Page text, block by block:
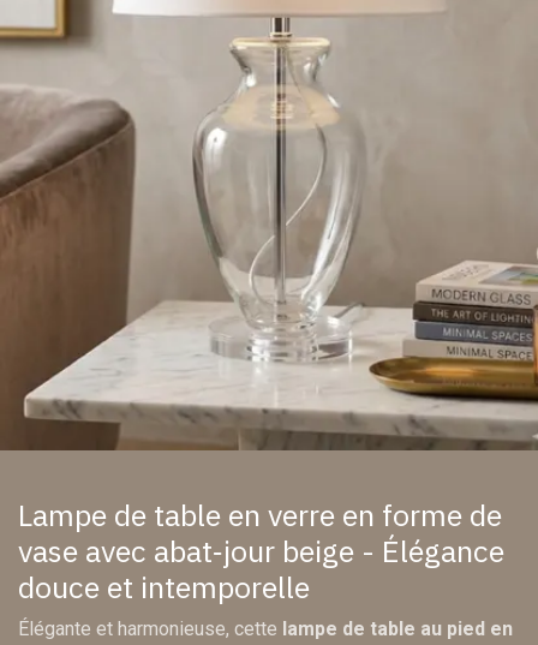
Lampe de table en verre en forme de
vase avec abat‑jour beige - Élégance
douce et intemporelle
Élégante et harmonieuse, cette lampe de table au pied en